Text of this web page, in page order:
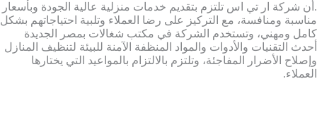
.أن شركة ار تي اس تلتزم بتقديم خدمات منزلية عالية الجودة وبأسعار
مناسبة ومنافسة، مع التركيز على رضا العملاء وتلبية احتياجاتهم بشكل
كامل ومهني، وتستخدم الشركة في مكتب شغالات بمصر الجديدة
أحدث التقنيات والأدوات والمواد المنظفة الآمنة للبيئة لتنظيف المنازل
وإصلاح الأضرار المفاجئة، وتلتزم بالالتزام بالمواعيد التي يختارها
العملاء.